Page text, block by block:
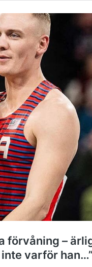
förvåning –
varför